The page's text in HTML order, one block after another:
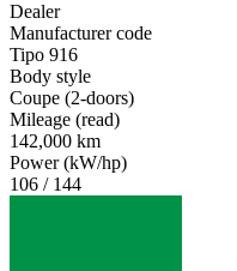
Dealer
Manufacturer code
Tipo 916
Body style
Coupe (2-doors)
Mileage (read)
142,000 km
Power (kW/hp)
106 / 144